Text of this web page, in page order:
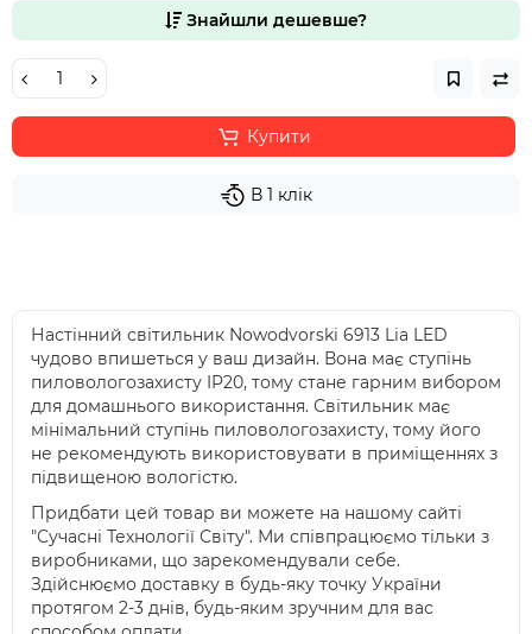
Знайшли дешевше?
Купити
В 1 клік
Настінний світильник Nowodvorski 6913 Lia LED
чудово впишеться у ваш дизайн. Вона має ступінь
пиловологозахисту IP20, тому стане гарним вибором
для домашнього використання. Світильник має
мінімальний ступінь пиловологозахисту, тому його
не рекомендують використовувати в приміщеннях з
підвищеною вологістю.
Придбати цей товар ви можете на нашому сайті
"Сучасні Технології Світу". Ми співпрацюємо тільки з
виробниками, що зарекомендували себе.
Здійснюємо доставку в будь-яку точку України
протягом 2-3 днів, будь-яким зручним для вас